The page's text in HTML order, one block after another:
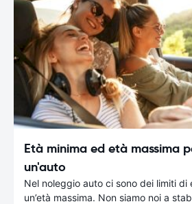
Età minima ed età massima
un'auto
Nel noleggio auto ci sono dei limiti di
un’età massima. Non siamo noi a